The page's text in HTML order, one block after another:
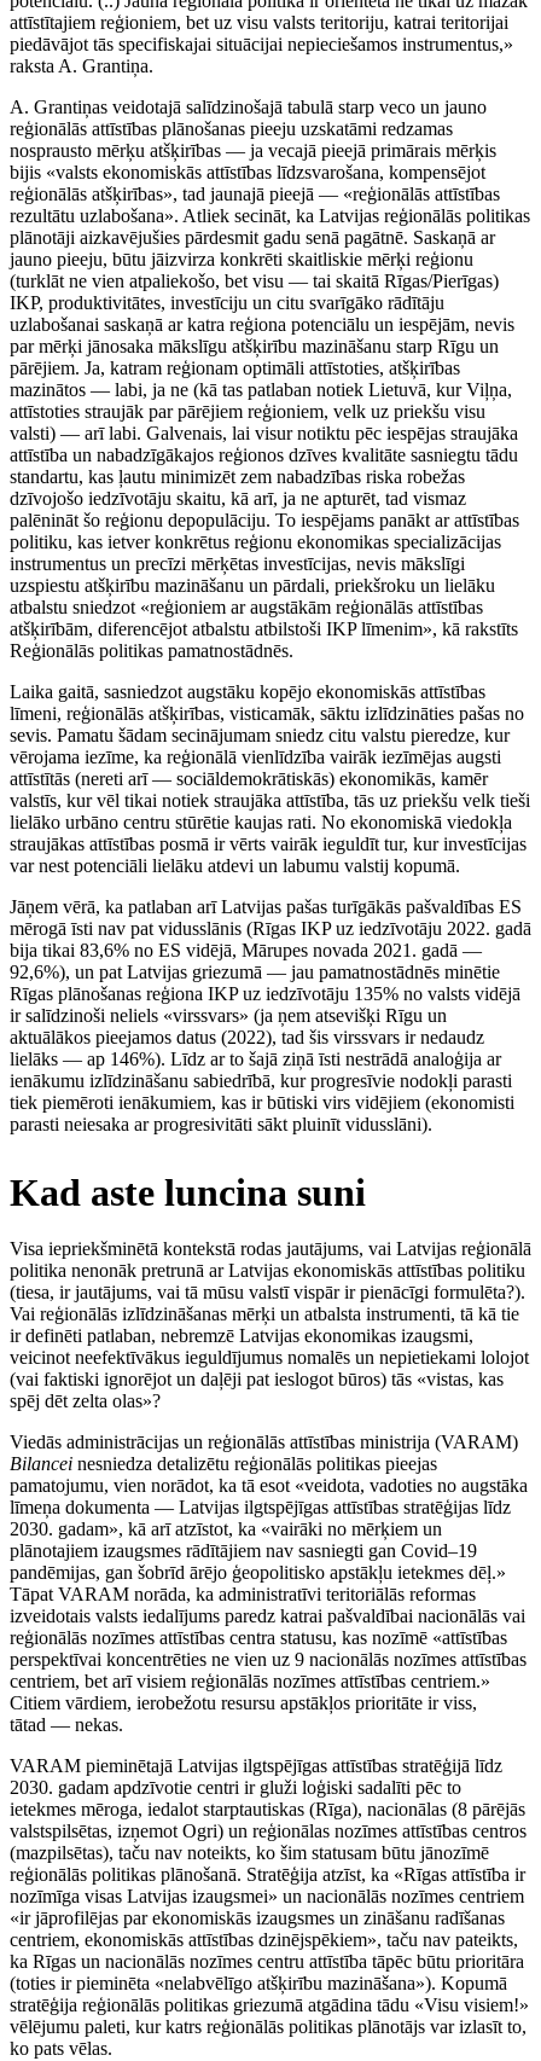
attīstītajiem reģioniem, bet uz visu valsts teritoriju, katrai teritorijai
piedāvājot tās specifiskajai situācijai nepieciešamos instrumentus,»
raksta A. Grantiņa.
A. Grantiņas veidotajā salīdzinošajā tabulā starp veco un jauno
reģionālās attīstības plānošanas pieeju uzskatāmi redzamas
nosprausto mērķu atšķirības — ja vecajā pieejā primārais mērķis
bijis «valsts ekonomiskās attīstības līdzsvarošana, kompensējot
reģionālās atšķirības», tad jaunajā pieejā — «reģionālās attīstības
rezultātu uzlabošana». Atliek secināt, ka Latvijas reģionālās politikas
plānotāji aizkavējušies pārdesmit gadu senā pagātnē. Saskaņā ar
jauno pieeju, būtu jāizvirza konkrēti skaitliskie mērķi reģionu
(turklāt ne vien atpaliekošo, bet visu — tai skaitā Rīgas/Pierīgas)
IKP, produktivitātes, investīciju un citu svarīgāko rādītāju
uzlabošanai saskaņā ar katra reģiona potenciālu un iespējām, nevis
par mērķi jānosaka mākslīgu atšķirību mazināšanu starp Rīgu un
pārējiem. Ja, katram reģionam optimāli attīstoties, atšķirības
mazinātos — labi, ja ne (kā tas patlaban notiek Lietuvā, kur Viļņa,
attīstoties straujāk par pārējiem reģioniem, velk uz priekšu visu
valsti) — arī labi. Galvenais, lai visur notiktu pēc iespējas straujāka
attīstība un nabadzīgākajos reģionos dzīves kvalitāte sasniegtu tādu
standartu, kas ļautu minimizēt zem nabadzības riska robežas
dzīvojošo iedzīvotāju skaitu, kā arī, ja ne apturēt, tad vismaz
palēnināt šo reģionu depopulāciju. To iespējams panākt ar attīstības
politiku, kas ietver konkrētus reģionu ekonomikas specializācijas
instrumentus un precīzi mērķētas investīcijas, nevis mākslīgi
uzspiestu atšķirību mazināšanu un pārdali, priekšroku un lielāku
atbalstu sniedzot «reģioniem ar augstākām reģionālās attīstības
atšķirībām, diferencējot atbalstu atbilstoši IKP līmenim», kā rakstīts
Reģionālās politikas pamatnostādnēs.
Laika gaitā, sasniedzot augstāku kopējo ekonomiskās attīstības
līmeni, reģionālās atšķirības, visticamāk, sāktu izlīdzināties pašas no
sevis. Pamatu šādam secinājumam sniedz citu valstu pieredze, kur
vērojama iezīme, ka reģionālā vienlīdzība vairāk iezīmējas augsti
attīstītās (nereti arī — sociāldemokrātiskās) ekonomikās, kamēr
valstīs, kur vēl tikai notiek straujāka attīstība, tās uz priekšu velk tieši
lielāko urbāno centru stūrētie kaujas rati. No ekonomiskā viedokļa
straujākas attīstības posmā ir vērts vairāk ieguldīt tur, kur investīcijas
var nest potenciāli lielāku atdevi un labumu valstij kopumā.
Jāņem vērā, ka patlaban arī Latvijas pašas turīgākās pašvaldības ES
mērogā īsti nav pat vidusslānis (Rīgas IKP uz iedzīvotāju 2022. gadā
bija tikai 83,6% no ES vidējā, Mārupes novada 2021. gadā —
92,6%), un pat Latvijas griezumā — jau pamatnostādnēs minētie
Rīgas plānošanas reģiona IKP uz iedzīvotāju 135% no valsts vidējā
ir salīdzinoši neliels «virssvars» (ja ņem atsevišķi Rīgu un
aktuālākos pieejamos datus (2022), tad šis virssvars ir nedaudz
lielāks — ap 146%). Līdz ar to šajā ziņā īsti nestrādā analoģija ar
ienākumu izlīdzināšanu sabiedrībā, kur progresīvie nodokļi parasti
tiek piemēroti ienākumiem, kas ir būtiski virs vidējiem (ekonomisti
parasti neiesaka ar progresivitāti sākt pluinīt vidusslāni).
Kad aste luncina suni
Visa iepriekšminētā kontekstā rodas jautājums, vai Latvijas reģionālā
politika nenonāk pretrunā ar Latvijas ekonomiskās attīstības politiku
(tiesa, ir jautājums, vai tā mūsu valstī vispār ir pienācīgi formulēta?).
Vai reģionālās izlīdzināšanas mērķi un atbalsta instrumenti, tā kā tie
ir definēti patlaban, nebremzē Latvijas ekonomikas izaugsmi,
veicinot neefektīvākus ieguldījumus nomalēs un nepietiekami lolojot
(vai faktiski ignorējot un daļēji pat ieslogot būros) tās «vistas, kas
spēj dēt zelta olas»?
Viedās administrācijas un reģionālās attīstības ministrija (VARAM)
Bilancei nesniedza detalizētu reģionālās politikas pieejas
pamatojumu, vien norādot, ka tā esot «veidota, vadoties no augstāka
līmeņa dokumenta — Latvijas ilgtspējīgas attīstības stratēģijas līdz
2030. gadam», kā arī atzīstot, ka «vairāki no mērķiem un
plānotajiem izaugsmes rādītājiem nav sasniegti gan Covid–19
pandēmijas, gan šobrīd ārējo ģeopolitisko apstākļu ietekmes dēļ.»
Tāpat VARAM norāda, ka administratīvi teritoriālās reformas
izveidotais valsts iedalījums paredz katrai pašvaldībai nacionālās vai
reģionālās nozīmes attīstības centra statusu, kas nozīmē «attīstības
perspektīvai koncentrēties ne vien uz 9 nacionālās nozīmes attīstības
centriem, bet arī visiem reģionālās nozīmes attīstības centriem.»
Citiem vārdiem, ierobežotu resursu apstākļos prioritāte ir viss,
tātad — nekas.
VARAM pieminētajā Latvijas ilgtspējīgas attīstības stratēģijā līdz
2030. gadam apdzīvotie centri ir gluži loģiski sadalīti pēc to
ietekmes mēroga, iedalot starptautiskas (Rīga), nacionālas (8 pārējās
valstspilsētas, izņemot Ogri) un reģionālas nozīmes attīstības centros
(mazpilsētas), taču nav noteikts, ko šim statusam būtu jānozīmē
reģionālās politikas plānošanā. Stratēģija atzīst, ka «Rīgas attīstība ir
nozīmīga visas Latvijas izaugsmei» un nacionālās nozīmes centriem
«ir jāprofilējas par ekonomiskās izaugsmes un zināšanu radīšanas
centriem, ekonomiskās attīstības dzinējspēkiem», taču nav pateikts,
ka Rīgas un nacionālās nozīmes centru attīstība tāpēc būtu prioritāra
(toties ir pieminēta «nelabvēlīgo atšķirību mazināšana»). Kopumā
stratēģija reģionālās politikas griezumā atgādina tādu «Visu visiem!»
vēlējumu paleti, kur katrs reģionālās politikas plānotājs var izlasīt to,
ko pats vēlas.